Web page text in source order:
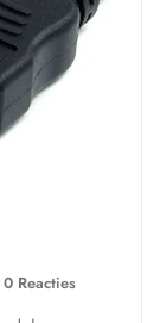
0 Reacties